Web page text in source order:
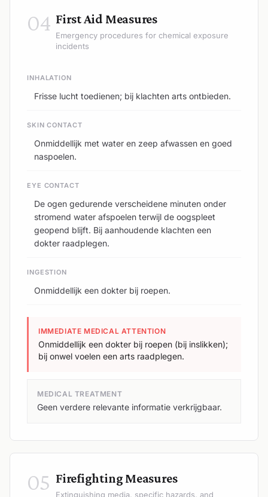
04 First Aid Measures
Emergency procedures for chemical exposure
incidents
INHALATION
Frisse lucht toedienen; bij klachten arts ontbieden.
SKIN CONTACT
Onmiddellijk met water en zeep afwassen en goed
naspoelen.
EYE CONTACT
De ogen gedurende verscheidene minuten onder
stromend water afspoelen terwijl de oogspleet
geopend blijft. Bij aanhoudende klachten een
dokter raadplegen.
INGESTION
Onmiddellijk een dokter bij roepen.
IMMEDIATE MEDICAL ATTENTION
Onmiddellijk een dokter bij roepen (bij inslikken);
bij onwel voelen een arts raadplegen.
MEDICAL TREATMENT
Geen verdere relevante informatie verkrijgbaar.
05 Firefighting Measures
Extinguishing media, specific hazards, and